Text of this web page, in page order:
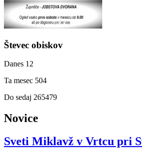
Števec obiskov
Danes 12
Ta mesec 504
Do sedaj 265479
Novice
Sveti Miklavž v Vrtcu pri